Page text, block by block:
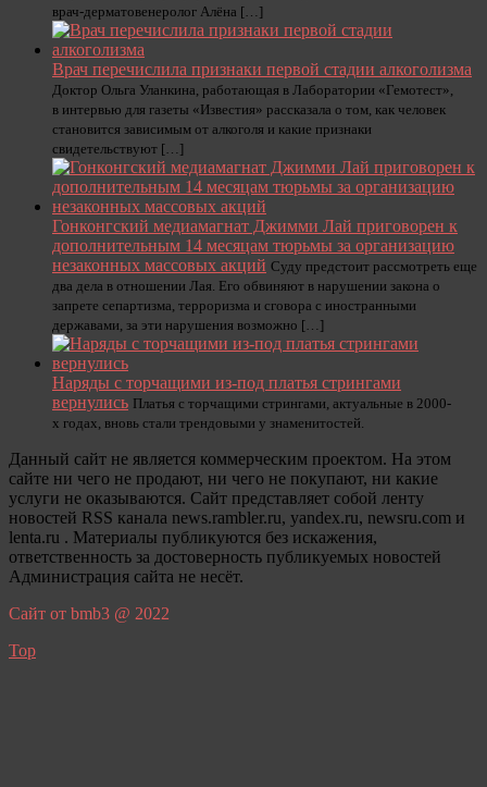
врач-дерматовенеролог Алёна […]
Врач перечислила признаки первой стадии алкоголизма
Доктор Ольга Уланкина, работающая в Лаборатории «Гемотест»,
в интервью для газеты «Известия» рассказала о том, как человек
становится зависимым от алкоголя и какие признаки
свидетельствуют […]
Гонконгский медиамагнат Джимми Лай приговорен к
дополнительным 14 месяцам тюрьмы за организацию
незаконных массовых акций Суду предстоит рассмотреть еще
два дела в отношении Лая. Его обвиняют в нарушении закона о
запрете сепартизма, терроризма и сговора с иностранными
державами, за эти нарушения возможно […]
Наряды с торчащими из-под платья стрингами
вернулись Платья с торчащими стрингами, актуальные в 2000-
х годах, вновь стали трендовыми у знаменитостей.
Данный сайт не является коммерческим проектом. На этом
сайте ни чего не продают, ни чего не покупают, ни какие
услуги не оказываются. Сайт представляет собой ленту
новостей RSS канала news.rambler.ru, yandex.ru, newsru.com и
lenta.ru . Материалы публикуются без искажения,
ответственность за достоверность публикуемых новостей
Администрация сайта не несёт.
Сайт от bmb3 @ 2022
Top